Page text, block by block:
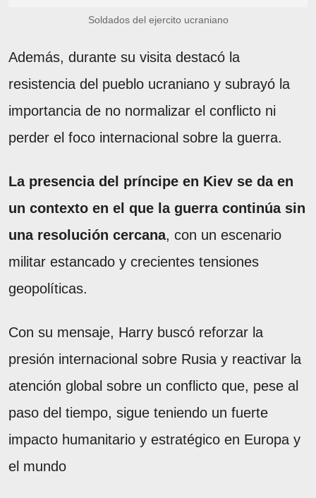
Soldados del ejercito ucraniano
Además, durante su visita destacó la
resistencia del pueblo ucraniano y subrayó la
importancia de no normalizar el conflicto ni
perder el foco internacional sobre la guerra.
La presencia del príncipe en Kiev se da en
un contexto en el que la guerra continúa sin
una resolución cercana, con un escenario
militar estancado y crecientes tensiones
geopolíticas.
Con su mensaje, Harry buscó reforzar la
presión internacional sobre Rusia y reactivar la
atención global sobre un conflicto que, pese al
paso del tiempo, sigue teniendo un fuerte
impacto humanitario y estratégico en Europa y
el mundo